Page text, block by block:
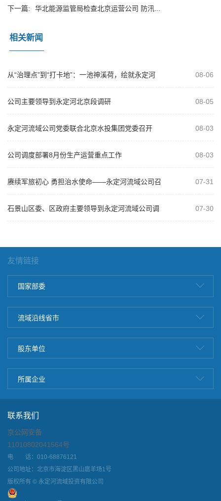
下一篇:
华北能源监管局检查北京运营公司 防汛...
相关新闻
从“治理点”到“打卡地”：一池神溪荷，绘就永定河
08-06
公司主要领导到永定河北京段调研 08-05
永定河流域公司党委联合北京水投集团党委召开
08-03
公司调度部署8月份生产运营重点工作 08-03
赓续军旅初心 勇担治水使命——永定河流域公司召
07-31
石景山区委、区政府主要领导到永定河流域公司调
07-30
友情链接
国家部委
流域沿线省市
股东单位
所属企业
联系我们
京公网安备
11010802041564号
电 话：010-68876121
公司地址：北京市海淀区黑山扈羊场1号
版权所有 © 永定河流域投资有限公司